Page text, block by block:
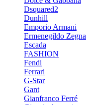
Dsquared2
Dunhill
Emporio Armani
Ermenegildo Zegna
Escada
FASHION
Fendi
Ferrari
G-Star
Gant
Gianfranco Ferré